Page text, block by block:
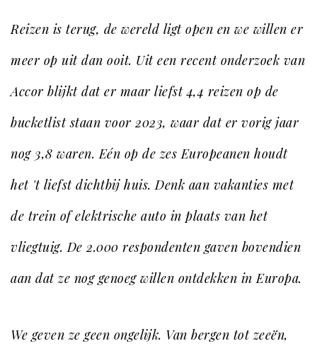
Reizen is terug, de wereld ligt open en we willen er
meer op uit dan ooit. Uit een recent onderzoek van
Accor blijkt dat er maar liefst 4,4 reizen op de
bucketlist staan voor 2023, waar dat er vorig jaar
nog 3,8 waren. Eén op de zes Europeanen houdt
het 't liefst dichtbij huis. Denk aan vakanties met
de trein of elektrische auto in plaats van het
vliegtuig. De 2.000 respondenten gaven bovendien
aan dat ze nog genoeg willen ontdekken in Europa.
We geven ze geen ongelijk. Van bergen tot zeeën,